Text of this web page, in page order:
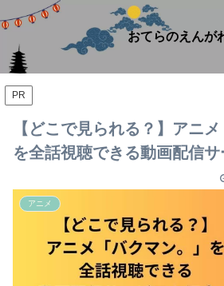
おてらのえんが
PR
【どこで見られる？】アニメ
を全話視聴できる動画配信サ
アニメ